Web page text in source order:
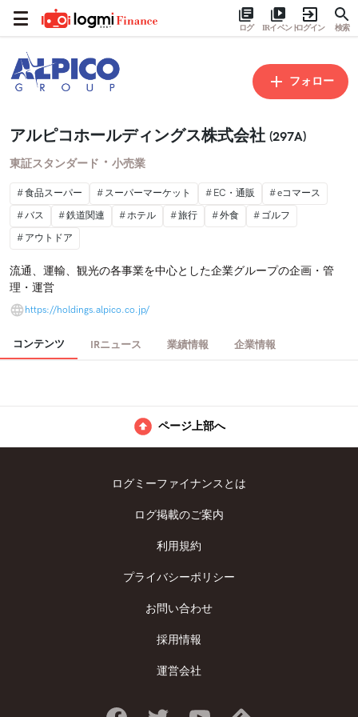
ログ IRイベントログイン 検索
フォロー
アルピコホールディングス株式会社 (297A)
東証スタンダード ・ 小売業
食品スーパー スーパーマーケット EC・通販
eコマース
バス
鉄道関連 ホテル 旅行 外食
ゴルフ
アウトドア
流通、運輸、観光の各事業を中心とした企業グループの企画・管
理・運営
https://holdings.alpico.co.jp/
コンテンツ IRニュース 業績情報 企業情報
ページ上部へ
ログミーファイナンスとは
ログ掲載のご案内
利用規約
プライバシーポリシー
お問い合わせ
採用情報
運営会社